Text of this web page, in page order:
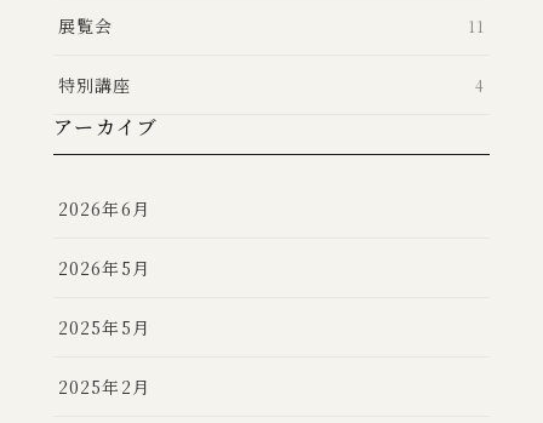
展覧会 11
特別講座 4
アーカイブ
2026年6月
2026年5月
2025年5月
2025年2月